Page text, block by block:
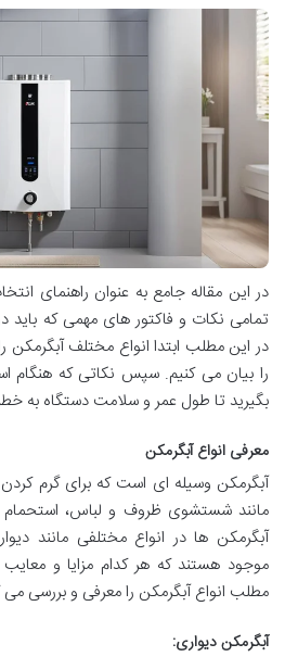
در این مقاله جامع به عنوان راهنمای
تمامی نکات و فاکتور های مهمی که باید
در این مطلب ابتدا انواع مختلف آبگرمکن
را بیان می کنیم. سپس نکاتی که هنگام
بگیرید تا طول عمر و سلامت دستگاه به
معرفی انواع آبگرمکن
آبگرمکن وسیله ‌ای است که برای گرم
مانند شستشوی ظروف و لباس،
آبگرمکن ‌ها در انواع مختلفی مانند
موجود هستند که هر کدام مزایا و
مطلب انواع آبگرمکن را معرفی و بررسی می
آبگرمکن دیواری: